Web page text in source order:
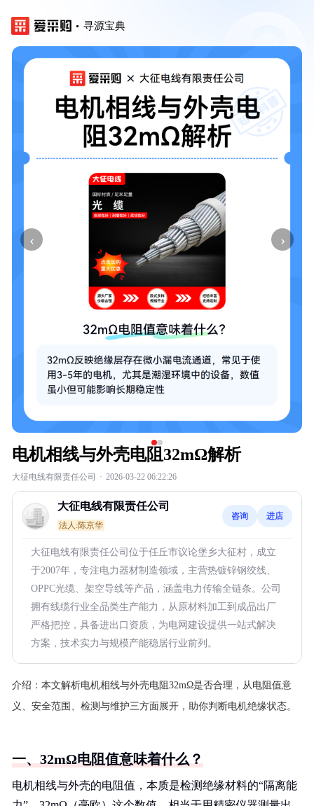
寻源宝典
‹ ›
电机相线与外壳电阻32mΩ解析
大征电线有限责任公司 · 2026-03-22 06:22:26
大征电线有限责任公司
法人:陈京华
咨询 进店
大征电线有限责任公司位于任丘市议论堡乡大征村，成立
于2007年，专注电力器材制造领域，主营热镀锌钢绞线、
OPPC光缆、架空导线等产品，涵盖电力传输全链条。公司
拥有线缆行业全品类生产能力，从原材料加工到成品出厂
严格把控，具备进出口资质，为电网建设提供一站式解决
方案，技术实力与规模产能稳居行业前列。
介绍： 本文解析电机相线与外壳电阻32mΩ是否合理，从电阻值意
义、安全范围、检测与维护三方面展开，助你判断电机绝缘状态。
一、32mΩ电阻值意味着什么？
电机相线与外壳的电阻值，本质是检测绝缘材料的“隔离能